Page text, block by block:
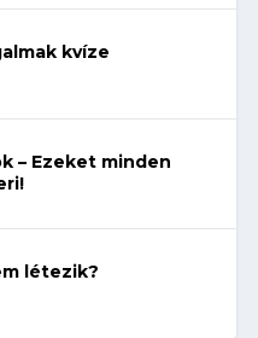
kvíze
– Ezeket minden
létezik?